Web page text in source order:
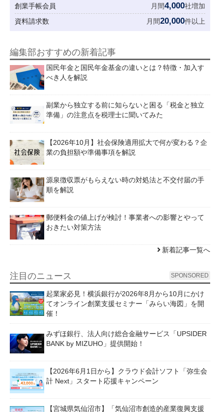
創業手帳会員
月間4,000社増加
資料請求数
月間20,000件以上
編集部おすすめの新着記事
国民年金と国民年金基金の違いとは？特徴・加入す
べき人を解説
副業から独立する前に知らないと困る「税金と独立
準備」の注意点を税理士に聞いてみた
【2026年10月】社会保険適用拡大で何が変わる？企
業の負担額や準備事項を解説
源泉徴収票がもらえない時の対処法と不交付届の手
順を解説
郵便料金の値上げが検討！事業者への影響とやって
おきたい対策方法
新着記事一覧へ
注目のニュース SPONSORED
起業家必見！横浜銀行が2026年8月から10月にかけ
てオンライン創業支援セミナー「みらい海図」を開
催！
みずほ銀行、法人向け総合金融サービス「UPSIDER
BANK by MIZUHO」提供開始！
【2026年6月1日から】クラウド会計ソフト「弥生会
計 Next」スタート応援キャンペーン
【宮城県気仙沼市】「気仙沼市創造的産業復興支援